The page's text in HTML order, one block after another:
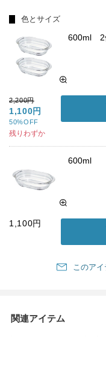
色とサイズ
600ml 2
2,200円
1,100円
50%OFF
残りわずか
600ml
1,100円
このア
関連アイテム